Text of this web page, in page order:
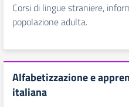
Corsi di lingue straniere,
popolazione adulta.
Alfabetizzazione e
italiana